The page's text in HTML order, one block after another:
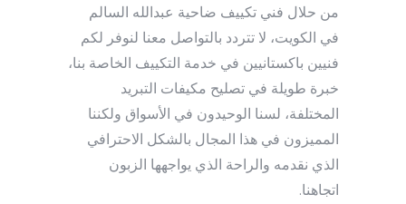
من حلال فني تكييف ضاحية عبدالله السالم
في الكويت، لا تتردد بالتواصل معنا لنوفر لكم
فنيين باكستانيين في خدمة التكييف الخاصة بنا،
خبرة طويلة في تصليح مكيفات التبريد
المختلفة، لسنا الوحيدون في الأسواق ولكننا
المميزون في هذا المجال بالشكل الاحترافي
الذي نقدمه والراحة الذي يواجهها الزبون
اتجاهنا.